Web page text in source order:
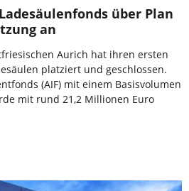
über Plan
an
Aurich hat ihren ersten
platziert und geschlossen.
(AIF) mit einem Basisvolumen
mit rund 21,2 Millionen Euro